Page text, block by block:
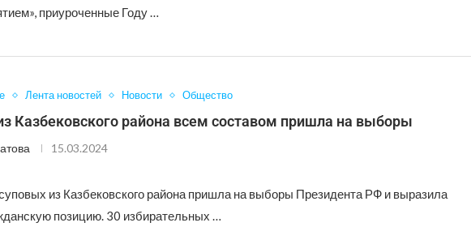
приуроченные Году …
Лента новостей Новости Общество
Казбековского района всем составом пришла на выборы
15.03.2024
из Казбековского района пришла на выборы Президента РФ и выразила
позицию. 30 избирательных …